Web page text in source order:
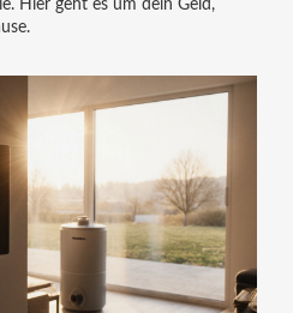
Hier geht es um dein Geld,